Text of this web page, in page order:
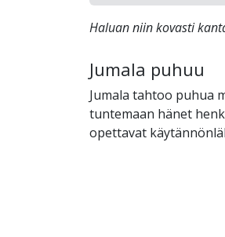
Haluan niin kovasti
Jumala puhuu
Jumala tahtoo puhua
tuntemaan hänet
opettavat